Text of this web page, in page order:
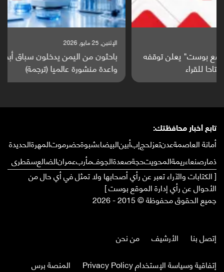
باحثون من اليمن يدخلون سباق أبحاث ألزهايمر بدراسة
واعدة منشورة عالميا (ترجمة)
تابع أخبار محافظتك:
أمانة العاصمةعدنتعزلحجإبأبينالبيضاءشبوةحضرموتالمهرةالحديدة
ذمارصنعاءريمةالمحويتحجةصعدةالجوفمأربعمرانالضالعسقطرى
[ الكتابات والآراء تعبر عن رأي أصحابها ولا تمثل في أي حال من
الأحوال عن رأي إدارة الموقع بوست ]
جميع الحقوق محفوظة © 2015 - 2026
إتصل بنا الأرشيف
من نحن
إتفاقية وسياسة الإستخدام Privacy Policy
المنصة برس